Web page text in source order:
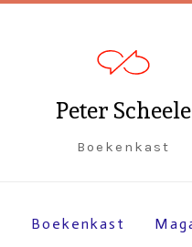
Peter Scheele
Boekenkast
Boekenkast